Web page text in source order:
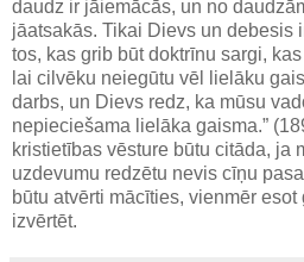
daudz ir jāiemācās, un no
jāatsakās. Tikai Dievs un debesis
tos, kas grib būt doktrīnu sargi,
lai cilvēku neiegūtu vēl lielāku
darbs, un Dievs redz, ka mūsu
nepieciešama lielāka gaisma.”
kristietības vēsture būtu citāda, ja
uzdevumu redzētu nevis cīņu
būtu atvērti mācīties, vienmēr
izvērtēt.